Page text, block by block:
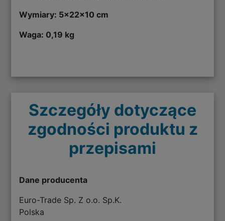
Wymiary: 5x22x10 cm
Waga: 0,19 kg
Szczegóły dotyczące
zgodności produktu z
przepisami
Dane producenta
Euro-Trade Sp. Z o.o. Sp.K.
Polska